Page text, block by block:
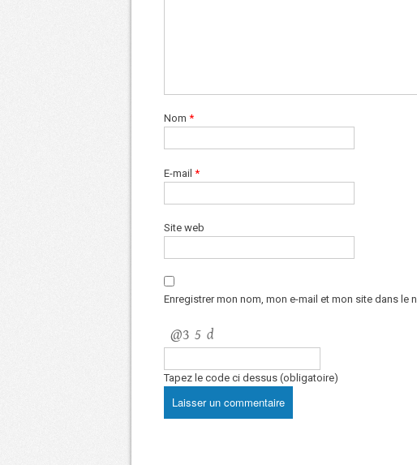
Nom *
E-mail *
Site web
Enregistrer mon nom, mon e-mail et mon site dans le
Tapez le code ci dessus (obligatoire)